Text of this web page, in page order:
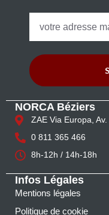
NORCA Béziers
ZAE Via Europa,
0 811 365 466
8h-12h / 14h-18h
Infos Légales
Mentions légales
Politique de cookie